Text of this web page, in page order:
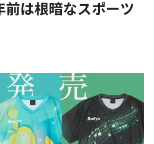
は根暗なスポーツ